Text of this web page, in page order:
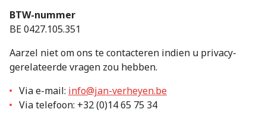
BTW-nummer
BE 0427.105.351
Aarzel niet om ons te contacteren indien u privacy-
gerelateerde vragen zou hebben.
Via e-mail: info@jan-verheyen.be
Via telefoon: +32 (0)14 65 75 34